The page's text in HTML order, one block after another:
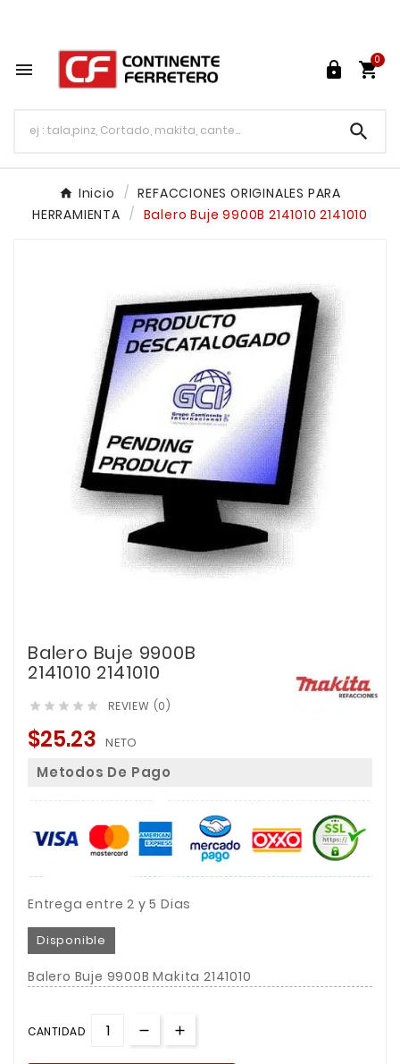
  
0

Inicio
REFACCIONES ORIGINALES PARA
HERRAMIENTA
Balero Buje 9900B 2141010 2141010
Balero Buje 9900B
2141010 2141010
     REVIEW (0)
$25.23 NETO
Metodos De Pago
Entrega entre 2 y 5 Dias
Disponible
Balero Buje 9900B Makita 2141010
CANTIDAD